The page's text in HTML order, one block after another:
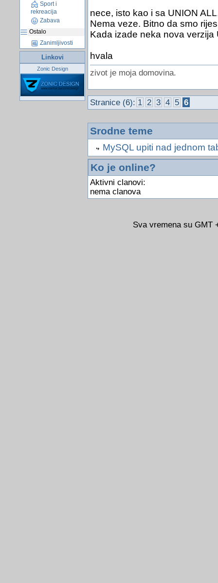
Sport i
rekreacija
Zabava
Ostalo
Zanimljivosti
Linkovi
Zonic Design
nece, isto kao i sa UNION
Nema veze. Bitno da smo
Kada izade neka nova verzija
hvala
zivot je moja domovina.
Stranice (6): 1 2 3 4 5 6
Srodne teme
MySQL upiti nad jednom
Ko je online?
Aktivni clanovi:
nema clanova
Sva vremena su GMT